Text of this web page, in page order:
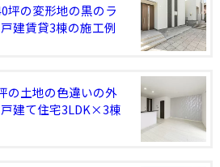
坪の変形地の黒のラ
建賃貸3棟の施工例
の土地の色違いの外
建て住宅3LDK×3棟